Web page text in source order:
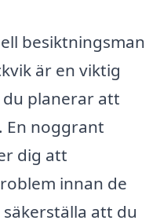
besiktningsman
är en viktig
planerar att
En noggrant
dig att
innan de
att du